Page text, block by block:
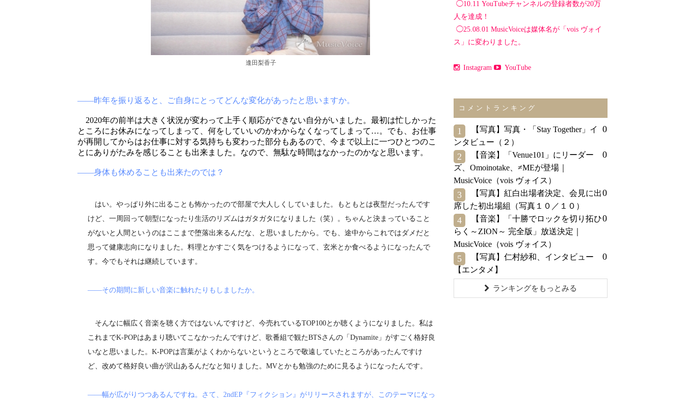
逢田梨香子
――昨年を振り返ると、ご自身にとってどんな変化があったと思いますか。
2020年の前半は大きく状況が変わって上手く順応ができない自分がいました。最初は忙しかった
ところにお休みになってしまって、何をしていいのかわからなくなってしまって…。でも、お仕事
が再開してからはお仕事に対する気持ちも変わった部分もあるので、今まで以上に一つひとつのこ
とにありがたみを感じることも出来ました。なので、無駄な時間はなかったのかなと思います。
――身体も休めることも出来たのでは？
はい。やっぱり外に出ることも怖かったので部屋で大人しくしていました。もともとは夜型だったんです
けど、一周回って朝型になったり生活のリズムはガタガタになりました（笑）。ちゃんと決まっていること
がないと人間というのはここまで堕落出来るんだな、と思いましたから。でも、途中からこれではダメだと
思って健康志向になりました。料理とかすごく気をつけるようになって、玄米とか食べるようになったんで
す。今でもそれは継続しています。
――その期間に新しい音楽に触れたりもしましたか。
そんなに幅広く音楽を聴く方ではないんですけど、今売れているTOP100とか聴くようになりました。私は
これまでK-POPはあまり聴いてこなかったんですけど、歌番組で観たBTSさんの「Dynamite」がすごく格好良
いなと思いました。K-POPは言葉がよくわからないというところで敬遠していたところがあったんですけ
ど、改めて格好良い曲が沢山あるんだなと知りました。MVとかも勉強のために見るようになったんです。
――幅が広がりつつあるんですね。さて、2ndEP『フィクション』がリリースされますが、このテーマになっ
◯10.11 YouTubeチャンネルの登録者数が20万
人を達成！
◯25.08.01 MusicVoiceは媒体名が「vois ヴォイ
ス」に変わりました。
Instagram YouTube
コメントランキング
1
【写真】写真・「Stay Together」イ
ンタビュー（２）
0
2
【音楽】「Venue101」にリーダー
ズ、Omoinotake、≠MEが登場｜
MusicVoice（vois ヴォイス）
0
3
【写真】紅白出場者決定、会見に出
席した初出場組（写真１０／１０）
0
4
【音楽】「十勝でロックを切り拓ひ
らく～ZION～ 完全版」放送決定｜
MusicVoice（vois ヴォイス）
0
5
【写真】仁村紗和、インタビュー
【エンタメ】
0
ランキングをもっとみる